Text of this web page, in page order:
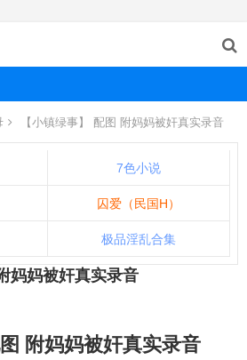
【小镇绿事】 配图 附妈妈被奸真实录音
7色小说
囚爱（民国H）
极品淫乱合集
妈妈被奸真实录音
附妈妈被奸真实录音